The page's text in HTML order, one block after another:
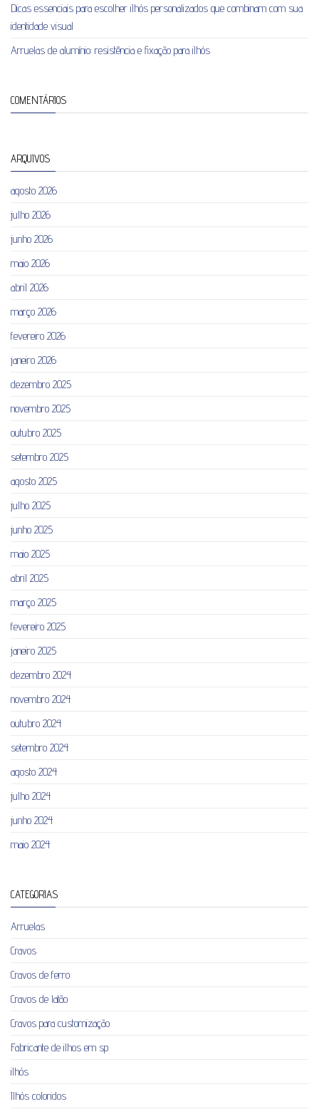
Dicas essenciais para escolher ilhós personalizados que combinam com sua
identidade visual
Arruelas de alumínio: resistência e fixação para ilhós
COMENTÁRIOS
ARQUIVOS
agosto 2026
julho 2026
junho 2026
maio 2026
abril 2026
março 2026
fevereiro 2026
janeiro 2026
dezembro 2025
novembro 2025
outubro 2025
setembro 2025
agosto 2025
julho 2025
junho 2025
maio 2025
abril 2025
março 2025
fevereiro 2025
janeiro 2025
dezembro 2024
novembro 2024
outubro 2024
setembro 2024
agosto 2024
julho 2024
junho 2024
maio 2024
CATEGORIAS
Arruelas
Cravos
Cravos de ferro
Cravos de latão
Cravos para customização
Fabricante de ilhos em sp
ilhós
Ilhós coloridos